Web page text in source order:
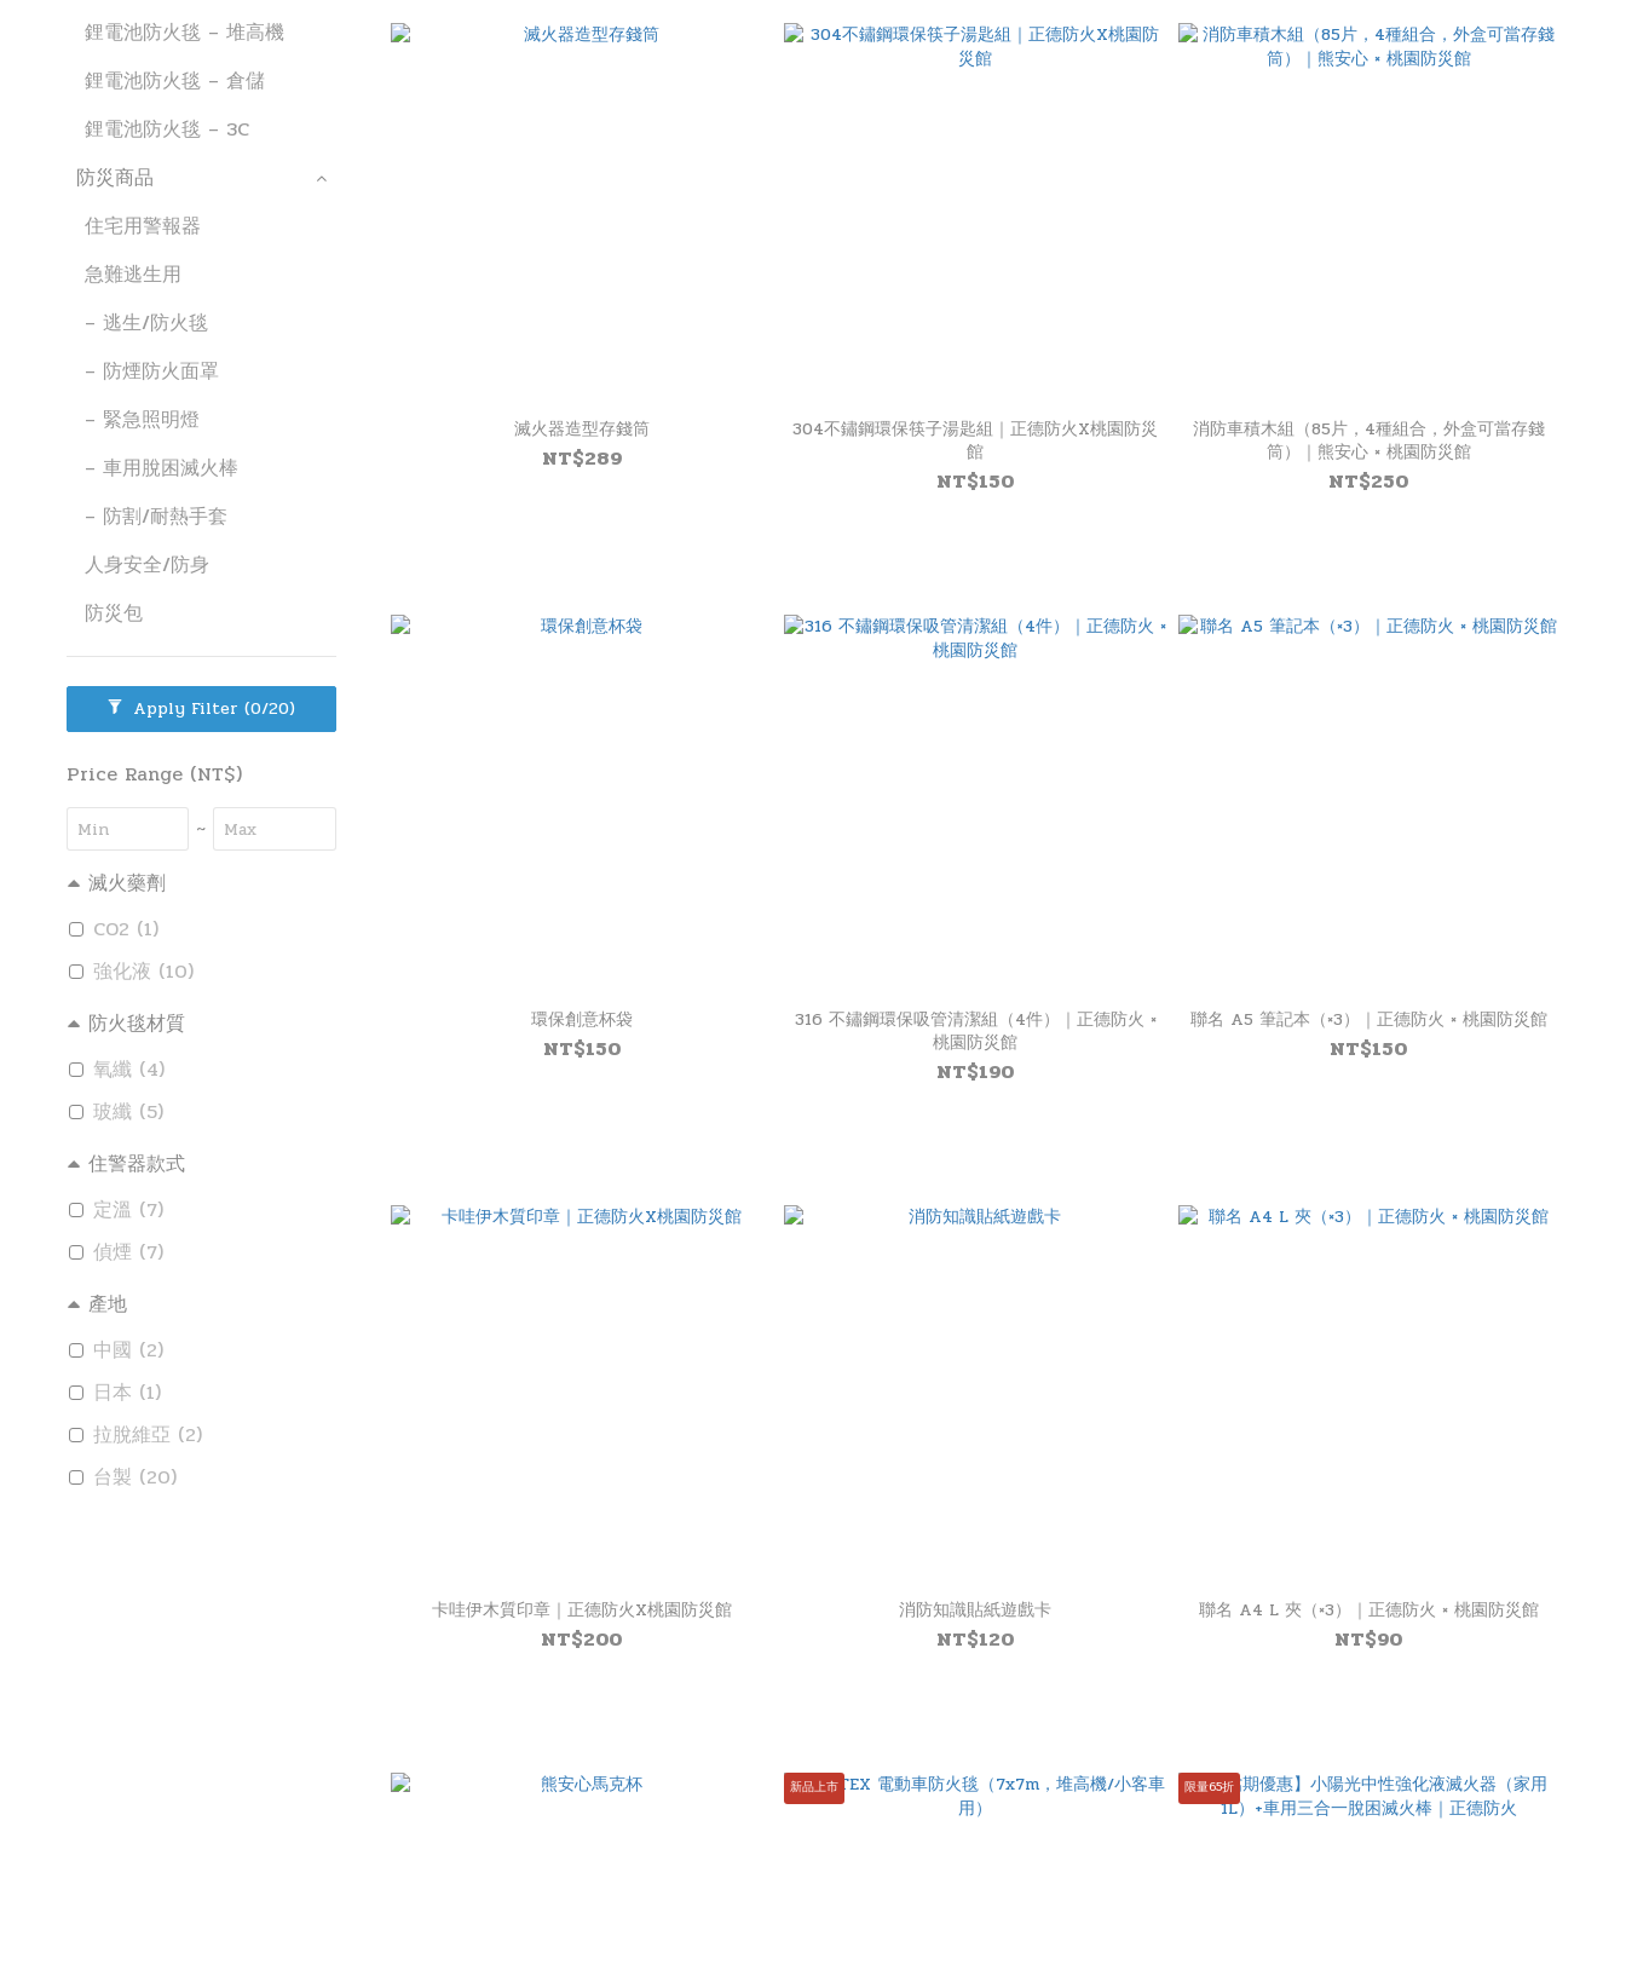
鋰電池防火毯 – 堆高機
鋰電池防火毯 – 倉儲
鋰電池防火毯 – 3C
防災商品
住宅用警報器
急難逃生用
– 逃生/防火毯
– 防煙防火面罩
– 緊急照明燈
– 車用脫困滅火棒
– 防割/耐熱手套
人身安全/防身
防災包
Apply Filter (0/20)
Price Range (NT$)
~
滅火藥劑
CO2 (1)
強化液 (10)
防火毯材質
氧纖 (4)
玻纖 (5)
住警器款式
定溫 (7)
偵煙 (7)
產地
中國 (2)
日本 (1)
拉脫維亞 (2)
台製 (20)
滅火器造型存錢筒
NT$289
304不鏽鋼環保筷子湯匙組｜正德防火X桃園防災
館
NT$150
消防車積木組（85片，4種組合，外盒可當存錢
筒）｜熊安心 × 桃園防災館
NT$250
環保創意杯袋
NT$150
316 不鏽鋼環保吸管清潔組（4件）｜正德防火 ×
桃園防災館
NT$190
聯名 A5 筆記本（×3）｜正德防火 × 桃園防災館
NT$150
卡哇伊木質印章｜正德防火X桃園防災館
NT$200
消防知識貼紙遊戲卡
NT$120
聯名 A4 L 夾（×3）｜正德防火 × 桃園防災館
NT$90
新品上市 限量65折